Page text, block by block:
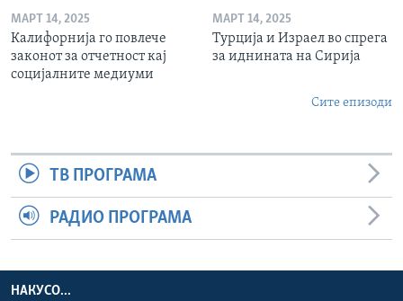
МАРТ 14, 2025
Калифорнија го повлече
законот за отчетност кај
социјалните медиуми
МАРТ 14, 2025
Турција и Израел во спрега
за иднината на Сирија
Сите епизоди
ТВ ПРОГРАМА
РАДИО ПРОГРАМА
НАКУСО...